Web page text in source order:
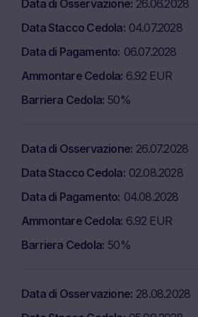
Data di Osservazione 26.06.2028
Data Stacco Cedola 04.07.2028
Data di Pagamento 06.07.2028
Ammontare Cedola 6.92 EUR
Barriera Cedola 50%
Data di Osservazione 26.07.2028
Data Stacco Cedola 02.08.2028
Data di Pagamento 04.08.2028
Ammontare Cedola 6.92 EUR
Barriera Cedola 50%
Data di Osservazione 28.08.2028
dell’intero funzionamento del sito
servizi offerti, qualsiasi informazione,
come stabilito, senza alcun
tenuta a riportare o mantenere
Reclami
contestazione o reclamo in
servizi del presente sito web per
Marex Financial – Numero azienda
Protezione dei dati